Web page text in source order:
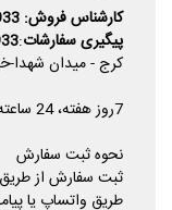
کارشناس فروش: 09395681933
پیگیری سفارشات:
کرج - میدان شهدا-
7روز هفته، 24 ساعته از طریق سایت پاسخگوی شما هستیم
نحوه ثبت سفارش
ثبت سفارش از طریق